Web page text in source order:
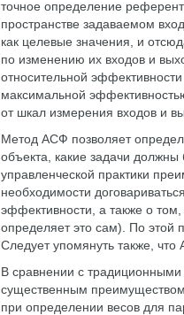
точное определение
пространстве задаваемом
как целевые значения, и
по изменению их входов и
относительной
максимальной
от шкал измерения входов и
Метод АСФ позволяет
объекта, какие задачи
управленческой практики
необходимости
эффективности, а также о
определяет это сам). По этой
Следует упомянуть также,
В сравнении с
существенным преимуществом.
при определении весов для